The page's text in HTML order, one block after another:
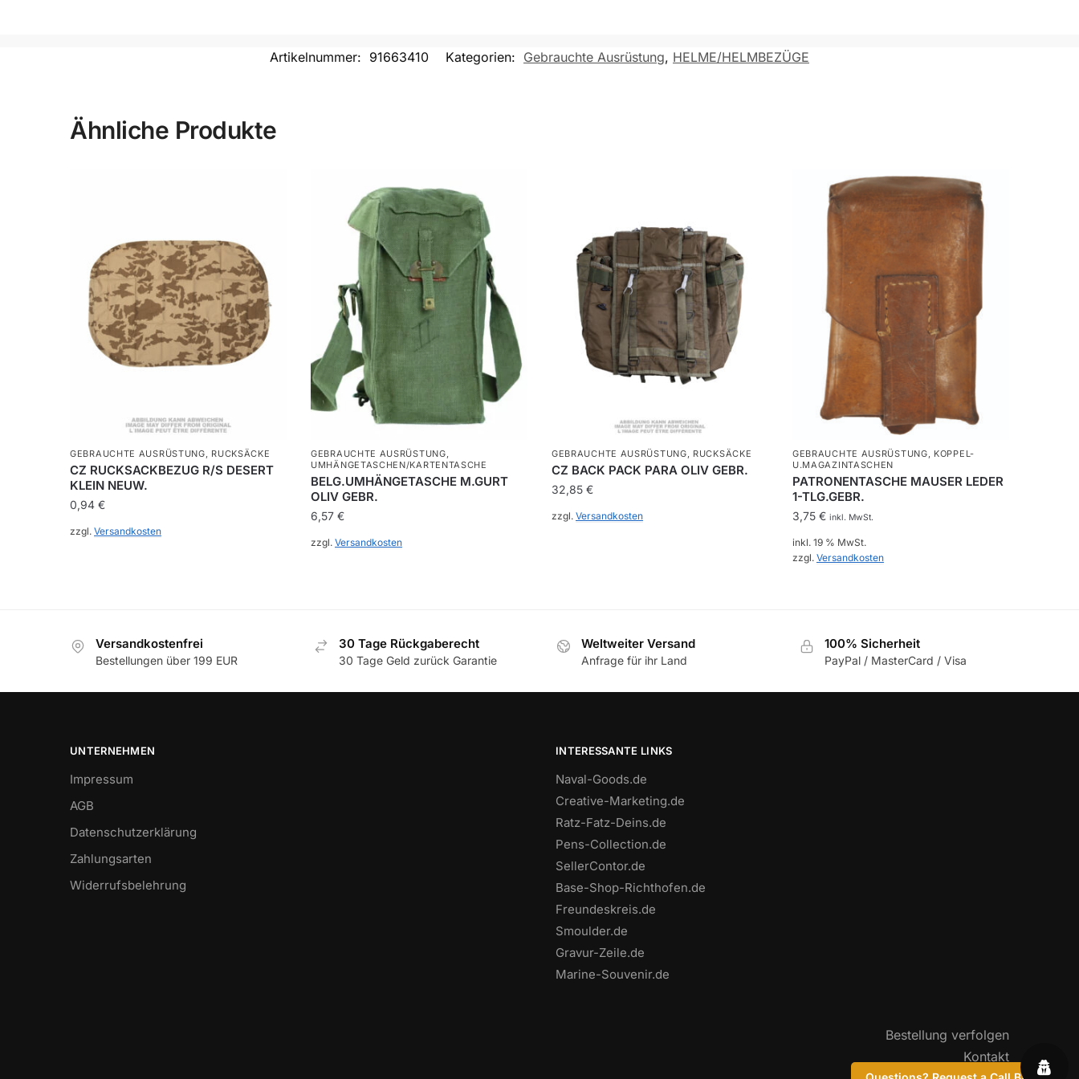
Artikelnummer: 91663410 Kategorien: Gebrauchte Ausrüstung, HELME/HELMBEZÜGE
Ähnliche Produkte
GEBRAUCHTE AUSRÜSTUNG, RUCKSÄCKE
CZ RUCKSACKBEZUG R/S DESERT
KLEIN NEUW.
0,94€
zzgl.Versandkosten
GEBRAUCHTE AUSRÜSTUNG,
UMHÄNGETASCHEN/KARTENTASCHE
BELG.UMHÄNGETASCHE M.GURT
OLIV GEBR.
6,57 €
zzgl. Versandkosten
GEBRAUCHTE AUSRÜSTUNG, RUCKSÄCKE
CZ BACK PACK PARA OLIV GEBR.
32,85 €
zzgl. Versandkosten
GEBRAUCHTE AUSRÜSTUNG, KOPPEL-
U.MAGAZINTASCHEN
PATRONENTASCHE MAUSER LEDER
1-TLG.GEBR.
3,75 € inkl. MwSt.
inkl. 19 % MwSt.
zzgl. Versandkosten
Versandkostenfrei
Bestellungen über 199 EUR
30 Tage Rückgaberecht
30 Tage Geld zurück Garantie
Weltweiter Versand
Anfrage für ihr Land
100% Sicherheit
PayPal / MasterCard / Visa
UNTERNEHMEN
Impressum
AGB
Datenschutzerklärung
Zahlungsarten
Widerrufsbelehrung
INTERESSANTE LINKS
Naval-Goods.de
Creative-Marketing.de
Ratz-Fatz-Deins.de
Pens-Collection.de
SellerContor.de
Base-Shop-Richthofen.de
Freundeskreis.de
Smoulder.de
Gravur-Zeile.de
Marine-Souvenir.de
Bestellung verfolgen
Kontakt